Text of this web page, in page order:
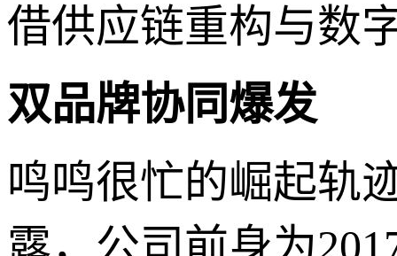
借供应链重构与数
双品牌协同爆发
鸣鸣很忙的崛起轨